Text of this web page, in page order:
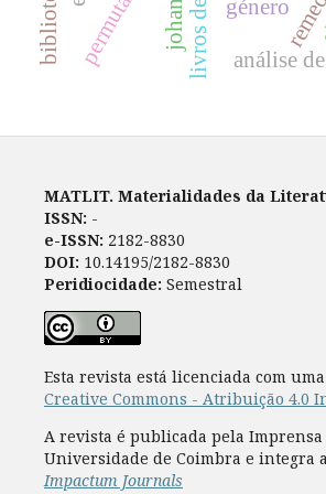
análise
género
MATLIT. Materialidades da
ISSN: -
e-ISSN: 2182-8830
DOI: 10.14195/2182-8830
Peridiocidade: Semestral
Esta revista está licenciada com
Creative Commons - Atribuição 4.0
A revista é publicada pela Imprensa
Universidade de Coimbra e integra
Impactum Journals